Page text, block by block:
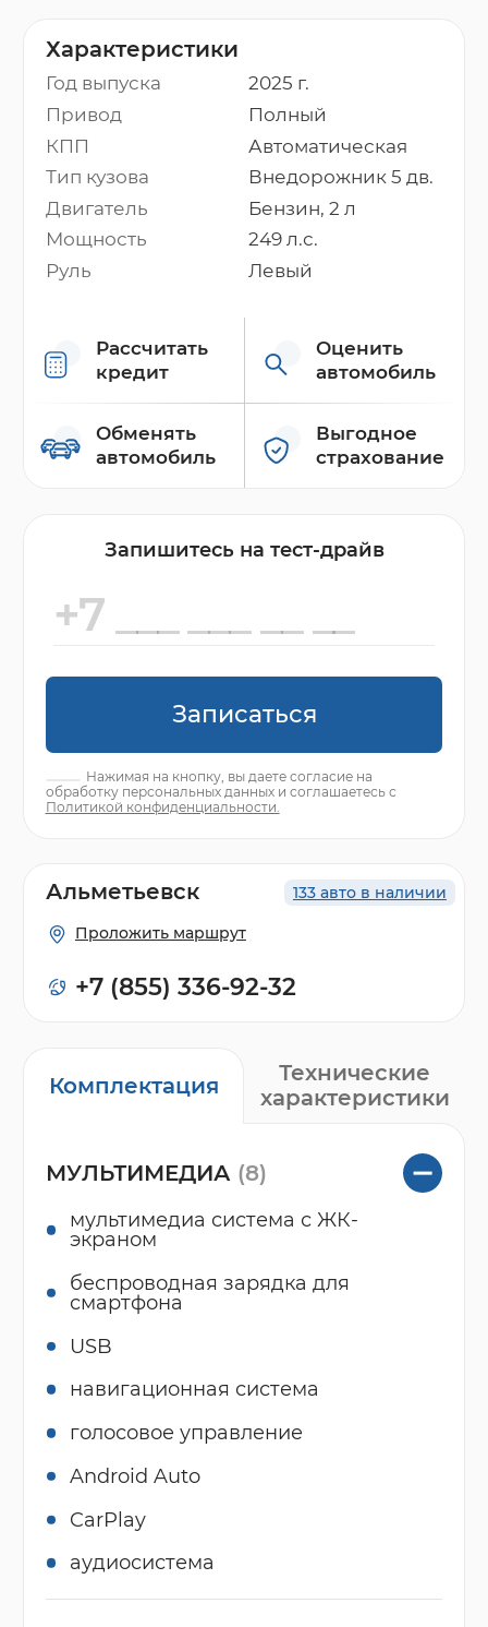
Характеристики
Год выпуска
2025 г.
Привод
Полный
КПП
Автоматическая
Тип кузова
Внедорожник 5 дв.
Двигатель
Бензин, 2 л
Мощность
249 л.с.
Руль
Левый
Рассчитать
кредит
Оценить
автомобиль
Обменять
автомобиль
Выгодное
страхование
Запишитесь на тест-драйв
Записаться
Нажимая на кнопку, вы даете согласие на
обработку персональных данных и соглашаетесь с
Политикой конфиденциальности.
Комплектация
Технические
характеристики
МУЛЬТИМЕДИА (8)
мультимедиа система с ЖК-
экраном
беспроводная зарядка для
смартфона
USB
навигационная система
голосовое управление
Android Auto
CarPlay
аудиосистема
133 авто в наличии
Альметьевск
Проложить маршрут
+7 (855) 336-92-32